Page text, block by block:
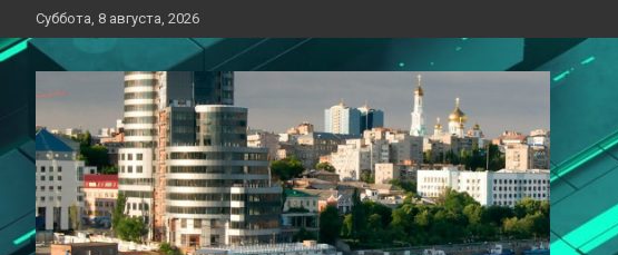
Перейти
к
содержимому
Суббота, 8 августа, 2026